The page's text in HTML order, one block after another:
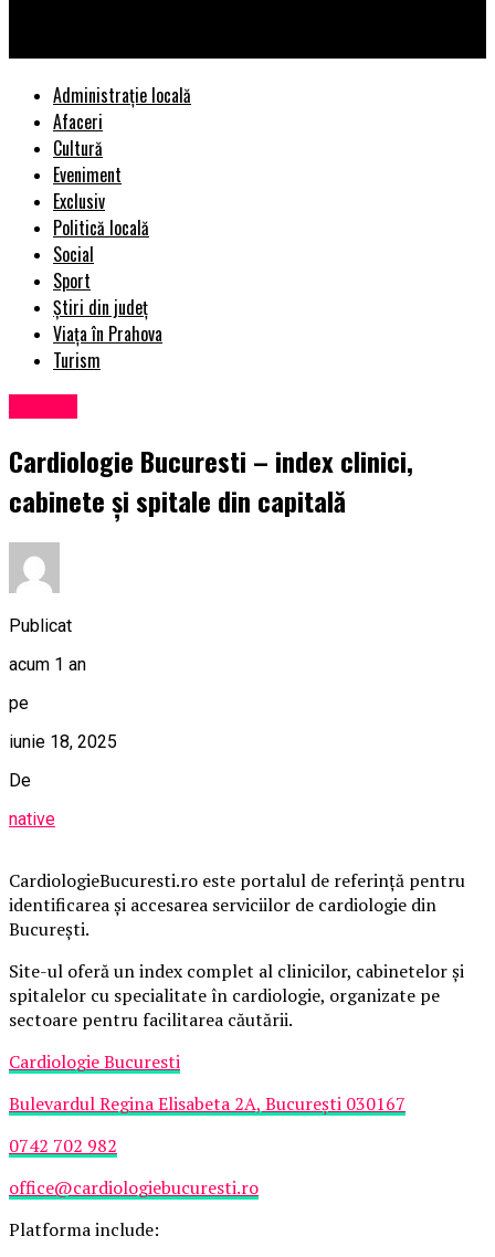
Administrație locală
Afaceri
Cultură
Eveniment
Exclusiv
Politică locală
Social
Sport
Știri din județ
Viața în Prahova
Turism
Cardiologie Bucuresti – index clinici,
cabinete și spitale din capitală
Publicat
acum 1 an
pe
iunie 18, 2025
De
native
CardiologieBucuresti.ro este portalul de referință pentru
identificarea și accesarea serviciilor de cardiologie din
București.
Site-ul oferă un index complet al clinicilor, cabinetelor și
spitalelor cu specialitate în cardiologie, organizate pe
sectoare pentru facilitarea căutării.
Cardiologie Bucuresti
Bulevardul Regina Elisabeta 2A, București 030167
0742 702 982
office@cardiologiebucuresti.ro
Platforma include: